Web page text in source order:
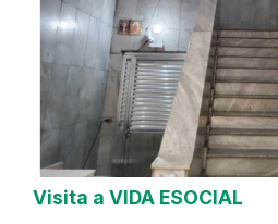
Visita a VIDA ESOCIAL